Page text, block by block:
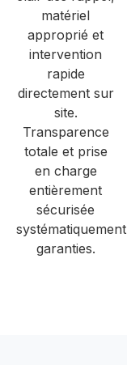
matériel
approprié et
intervention
rapide
directement sur
site.
Transparence
totale et prise
en charge
entièrement
sécurisée
systématiquement
garanties.